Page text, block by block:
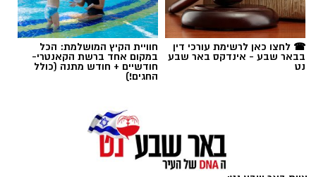
תגים:משטרה
☎ לחצו כאן לרשימת עורכי דין
בבאר שבע - אינדקס באר שבע
נט
חוויית הקיץ המושלמת: הכל
במקום אחד ברשת הקאנטרי-
חודשיים + חודש מתנה (כולל
החגים!)